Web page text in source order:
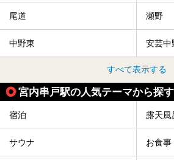
尾道 瀬野
中野東 安芸中
すべて表示する
宮内串戸駅の人気テーマから探す
宿泊 露天風
サウナ お食事